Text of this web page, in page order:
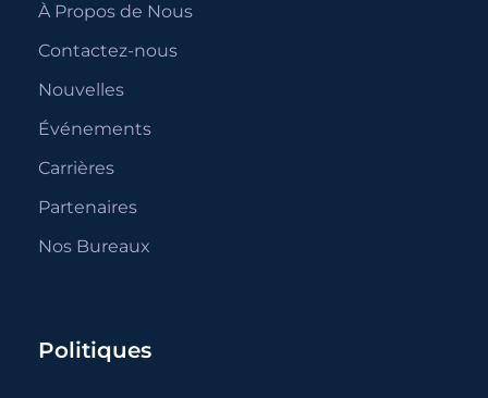
À Propos de Nous
Contactez-nous
Nouvelles
Événements
Carrières
Partenaires
Nos Bureaux
Politiques